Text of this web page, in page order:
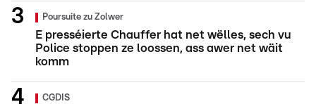
Poursuite zu Zolwer
E presséierte Chauffer hat net wëlles, sech vu
Police stoppen ze loossen, ass awer net wäit
komm
CGDIS